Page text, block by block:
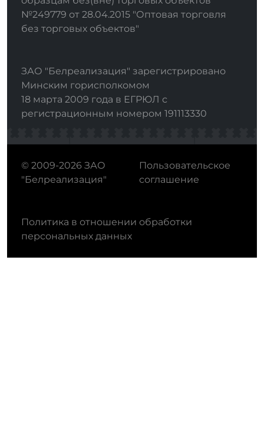
№249779 от 28.04.2015 "Оптовая торговля
без торговых объектов"
ЗАО "Белреализация" зарегистрировано
Минским горисполкомом
18 марта 2009 года в ЕГРЮЛ с
регистрационным номером 191113330
© 2009-2026 ЗАО
"Белреализация"
Пользовательское
соглашение
Политика в отношении обработки
персональных данных